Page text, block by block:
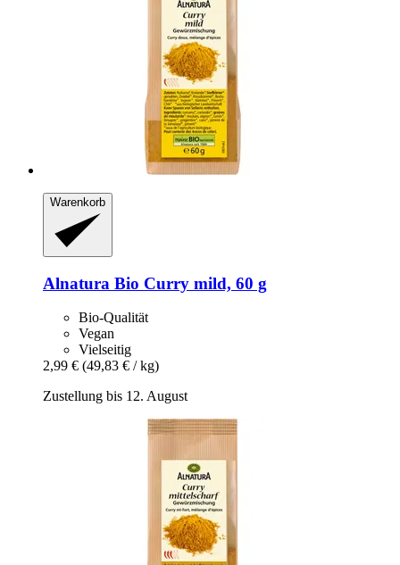
Warenkorb
Alnatura Bio Curry mild, 60 g
Bio-Qualität
Vegan
Vielseitig
2,99 € (49,83 € / kg)
Zustellung bis 12. August